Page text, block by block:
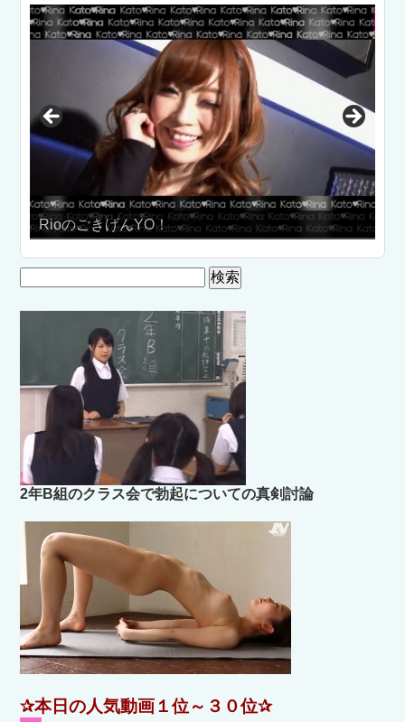
RioのごきげんYO！
2年B組のクラス会で勃起についての真剣討論
✰本日の人気動画１位～３０位✰